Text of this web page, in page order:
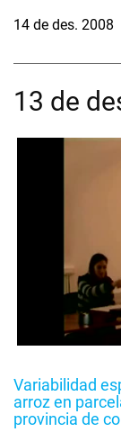
14 de des. 2008
13 de
Variabilidad
arroz en
provincia de